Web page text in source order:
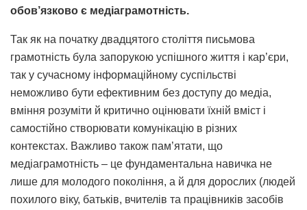
обов’язково є медіаграмотність.
Так як на початку двадцятого століття письмова
грамотність була запорукою успішного життя і кар’єри,
так у сучасному інформаційному суспільстві
неможливо бути ефективним без доступу до медіа,
вміння розуміти й критично оцінювати їхній вміст і
самостійно створювати комунікацію в різних
контекстах. Важливо також пам’ятати, що
медіаграмотність – це фундаментальна навичка не
лише для молодого покоління, а й для дорослих (людей
похилого віку, батьків, вчителів та працівників засобів